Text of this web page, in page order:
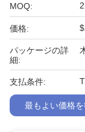
MOQ:
価格:
パッケージの詳
細:
支払条件:
最もよい価格